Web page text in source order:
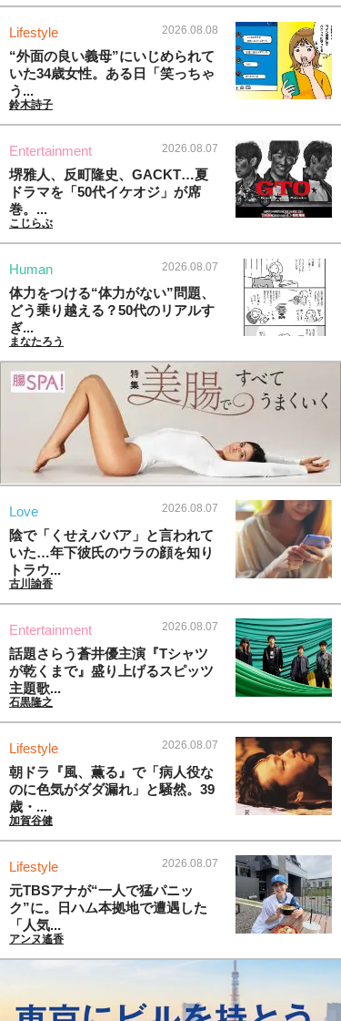
Lifestyle 2026.08.08
“外面の良い義母”にいじめられて
いた34歳女性。ある日「笑っちゃ
う...
鈴木詩子
Entertainment 2026.08.07
堺雅人、反町隆史、GACKT…夏
ドラマを「50代イケオジ」が席
巻。...
こじらぶ
Human 2026.08.07
体力をつける“体力がない”問題、
どう乗り越える？50代のリアルす
ぎ...
まなたろう
Love 2026.08.07
陰で「くせえババア」と言われて
いた…年下彼氏のウラの顔を知り
トラウ...
古川諭香
Entertainment 2026.08.07
話題さらう蒼井優主演『Tシャツ
が乾くまで』盛り上げるスピッツ
主題歌...
石黒隆之
Lifestyle 2026.08.07
朝ドラ『風、薫る』で「病人役な
のに色気がダダ漏れ」と騒然。39
歳・...
加賀谷健
Lifestyle 2026.08.07
元TBSアナが“一人で猛パニッ
ク”に。日ハム本拠地で遭遇した
「人気...
アンヌ遙香